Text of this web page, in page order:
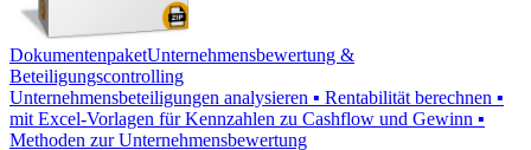
DokumentenpaketUnternehmensbewertung &
Beteiligungscontrolling
Unternehmensbeteiligungen analysieren ▪ Rentabilität berechnen ▪
mit Excel-Vorlagen für Kennzahlen zu Cashflow und Gewinn ▪
Methoden zur Unternehmensbewertung